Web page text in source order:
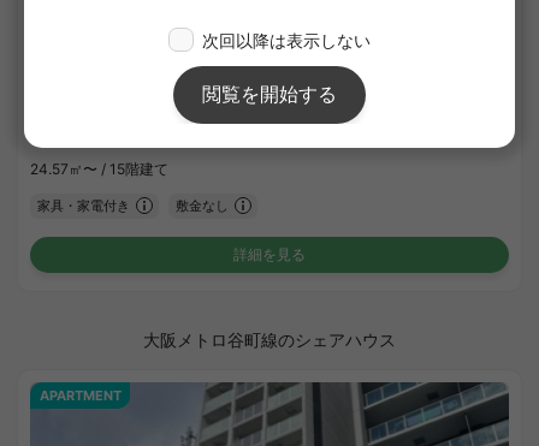
1/1
ワールドアイ大阪城EASTアドバンス
¥77,000 - ¥82,000
24.57㎡〜 / 15階建て
家具・家電付き 敷金なし
詳細を見る
大阪メトロ谷町線のシェアハウス
APARTMENT